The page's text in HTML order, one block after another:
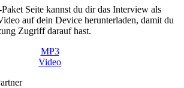
Seite kannst du dir das Interview als
auf dein Device herunterladen, damit du
Zugriff darauf hast.
MP3
Video